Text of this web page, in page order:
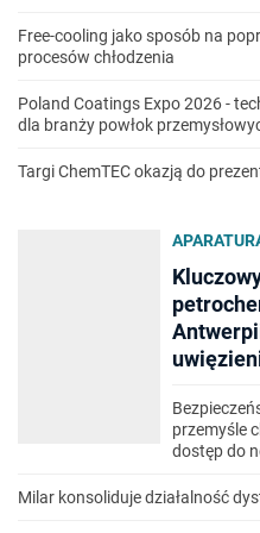
Free-cooling jako sposób na
procesów chłodzenia
Poland Coatings Expo 2026 -
dla branży powłok
Targi ChemTEC okazją do
przemyśle
dostęp do
Milar konsoliduje działalność